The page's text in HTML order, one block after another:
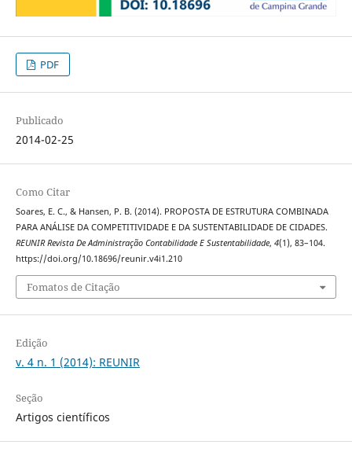
PDF
Publicado
2014-02-25
Como Citar
Soares, E. C., & Hansen, P. B. (2014). PROPOSTA DE ESTRUTURA COMBINADA
PARA ANÁLISE DA COMPETITIVIDADE E DA SUSTENTABILIDADE DE CIDADES.
REUNIR Revista De Administração Contabilidade E Sustentabilidade, 4(1), 83–104.
https://doi.org/10.18696/reunir.v4i1.210
Fomatos de Citação
Edição
v. 4 n. 1 (2014): REUNIR
Seção
Artigos científicos